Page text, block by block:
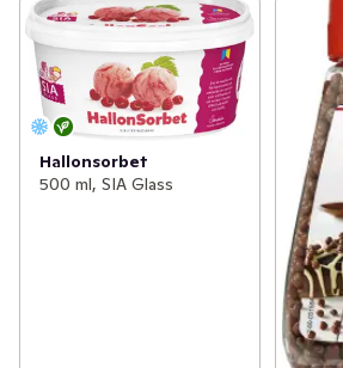
Hallonsorbet
500 ml, SIA Glass